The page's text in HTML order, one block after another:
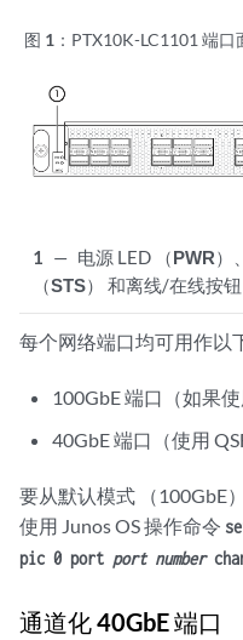
图 1： PTX10K-LC1101 端口
1 — 电源 LED （PWR）
（STS） 和离线/在线按
每个网络端口均可用作以
100GbE 端口（如果
40GbE 端口（使用
要从默认模式 （100GbE
使用 Junos OS 操作命令
pic 0 port port number
通道化 40GbE 端口